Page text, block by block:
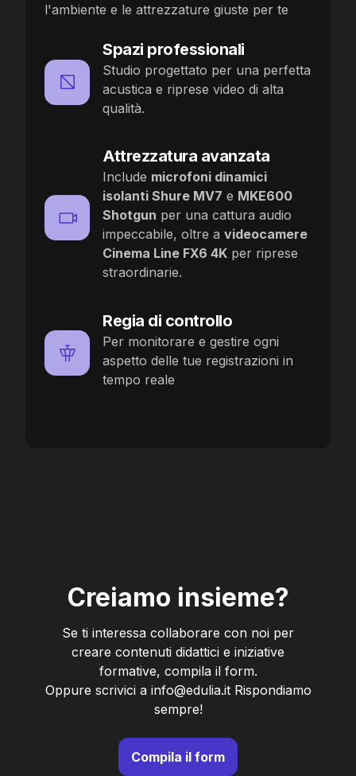
l'ambiente e le attrezzature giuste per te
Spazi professionali
Studio progettato per una perfetta
acustica e riprese video di alta
qualità.
Attrezzatura avanzata
Include microfoni dinamici
isolanti Shure MV7 e MKE600
Shotgun per una cattura audio
impeccabile, oltre a videocamere
Cinema Line FX6 4K per riprese
straordinarie.
Regia di controllo
Per monitorare e gestire ogni
aspetto delle tue registrazioni in
tempo reale
Creiamo insieme?
Se ti interessa collaborare con noi per
creare contenuti didattici e iniziative
formative, compila il form.
Oppure scrivici a info@edulia.it Rispondiamo
sempre!
Compila il form